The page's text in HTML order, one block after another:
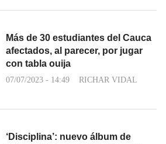
Más de 30 estudiantes del Cauca
afectados, al parecer, por jugar
con tabla ouija
07/07/2023 - 14:49 RICHAR VIDAL
‘Disciplina’: nuevo álbum de